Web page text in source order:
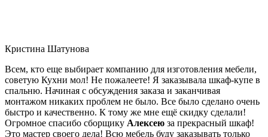
Кристина Шатунова
Всем, кто еще выбирает компанию для изготовления мебели,
советую Кухни мол! Не пожалеете! Я заказывала шкаф-купе в
спальню. Начиная с обсуждения заказа и заканчивая
монтажом никаких проблем не было. Все было сделано очень
быстро и качественно. К тому же мне ещё скидку сделали!
Огромное спасибо сборщику Алексею за прекрасный шкаф!
Это мастер своего дела! Всю мебель буду заказывать только